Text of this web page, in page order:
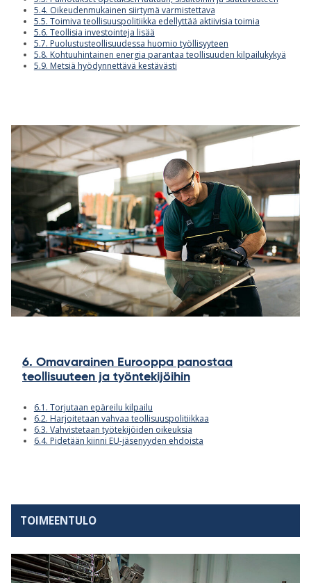
5.4. Oikeudenmukainen siirtymä varmistettava
5.5. Toimiva teollisuuspolitiikka edellyttää aktiivisia toimia
5.6. Teollisia investointeja lisää
5.7. Puolustusteollisuudessa huomio työllisyyteen
5.8. Kohtuuhintainen energia parantaa teollisuuden kilpailukykyä
5.9. Metsiä hyödynnettävä kestävästi
6. Omavarainen Eurooppa panostaa
teollisuuteen ja työntekijöihin
6.1. Torjutaan epäreilu kilpailu
6.2. Harjoitetaan vahvaa teollisuuspolitiikkaa
6.3. Vahvistetaan työtekijöiden oikeuksia
6.4. Pidetään kiinni EU-jäsenyyden ehdoista
TOIMEENTULO